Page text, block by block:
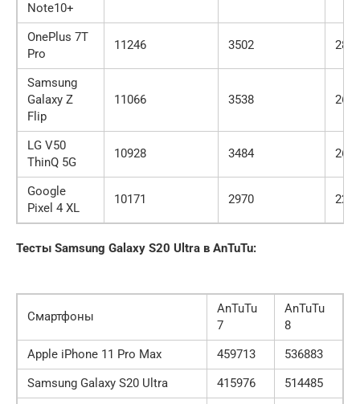
Note10+
OnePlus 7T
Pro
11246 3502 2803
Samsung
Galaxy Z
Flip
11066 3538 2619
LG V50
ThinQ 5G
10928 3484 2672
Google
Pixel 4 XL
10171 2970 2267
Тесты Samsung Galaxy S20 Ultra в AnTuTu:
Смартфоны
AnTuTu
7
AnTuTu
8
Apple iPhone 11 Pro Max
459713
536883
Samsung Galaxy S20 Ultra
415976
514485